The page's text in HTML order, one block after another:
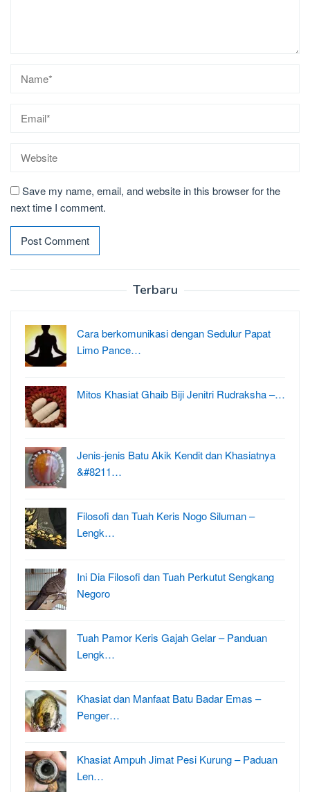
Save my name, email, and website in this browser for the
next time I comment.
Terbaru
Cara berkomunikasi dengan Sedulur Papat
Limo Pance…
Mitos Khasiat Ghaib Biji Jenitri Rudraksha –…
Jenis-jenis Batu Akik Kendit dan Khasiatnya
&#8211…
Filosofi dan Tuah Keris Nogo Siluman –
Lengk…
Ini Dia Filosofi dan Tuah Perkutut Sengkang
Negoro
Tuah Pamor Keris Gajah Gelar – Panduan
Lengk…
Khasiat dan Manfaat Batu Badar Emas –
Penger…
Khasiat Ampuh Jimat Pesi Kurung – Paduan
Len…